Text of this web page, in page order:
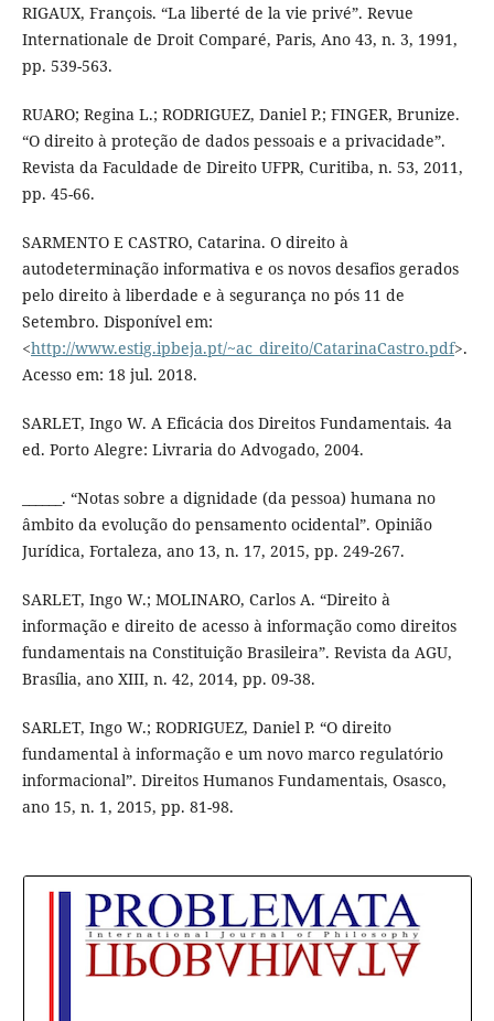
RIGAUX, François. “La liberté de la vie privé”. Revue
Internationale de Droit Comparé, Paris, Ano 43, n. 3, 1991,
pp. 539-563.
RUARO; Regina L.; RODRIGUEZ, Daniel P.; FINGER, Brunize.
“O direito à proteção de dados pessoais e a privacidade”.
Revista da Faculdade de Direito UFPR, Curitiba, n. 53, 2011,
pp. 45-66.
SARMENTO E CASTRO, Catarina. O direito à
autodeterminação informativa e os novos desafios gerados
pelo direito à liberdade e à segurança no pós 11 de
Setembro. Disponível em:
<http://www.estig.ipbeja.pt/~ac_direito/CatarinaCastro.pdf>.
Acesso em: 18 jul. 2018.
SARLET, Ingo W. A Eficácia dos Direitos Fundamentais. 4a
ed. Porto Alegre: Livraria do Advogado, 2004.
______. “Notas sobre a dignidade (da pessoa) humana no
âmbito da evolução do pensamento ocidental”. Opinião
Jurídica, Fortaleza, ano 13, n. 17, 2015, pp. 249-267.
SARLET, Ingo W.; MOLINARO, Carlos A. “Direito à
informação e direito de acesso à informação como direitos
fundamentais na Constituição Brasileira”. Revista da AGU,
Brasília, ano XIII, n. 42, 2014, pp. 09-38.
SARLET, Ingo W.; RODRIGUEZ, Daniel P. “O direito
fundamental à informação e um novo marco regulatório
informacional”. Direitos Humanos Fundamentais, Osasco,
ano 15, n. 1, 2015, pp. 81-98.